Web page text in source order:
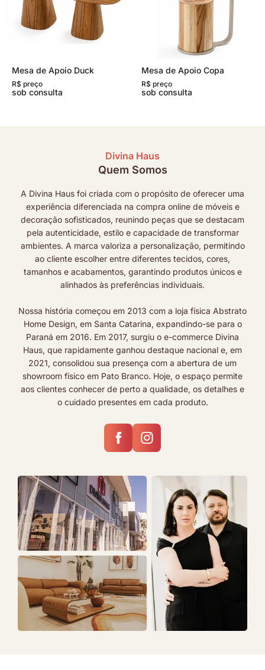
Mesa de Apoio Duck
R$ preço
sob consulta
Mesa de Apoio Copa
R$ preço
sob consulta
Divina Haus
Quem Somos
A Divina Haus foi criada com o propósito de oferecer uma
experiência diferenciada na compra online de móveis e
decoração sofisticados, reunindo peças que se destacam
pela autenticidade, estilo e capacidade de transformar
ambientes. A marca valoriza a personalização, permitindo
ao cliente escolher entre diferentes tecidos, cores,
tamanhos e acabamentos, garantindo produtos únicos e
alinhados às preferências individuais.
Nossa história começou em 2013 com a loja física Abstrato
Home Design, em Santa Catarina, expandindo-se para o
Paraná em 2016. Em 2017, surgiu o e-commerce Divina
Haus, que rapidamente ganhou destaque nacional e, em
2021, consolidou sua presença com a abertura de um
showroom físico em Pato Branco. Hoje, o espaço permite
aos clientes conhecer de perto a qualidade, os detalhes e
o cuidado presentes em cada produto.